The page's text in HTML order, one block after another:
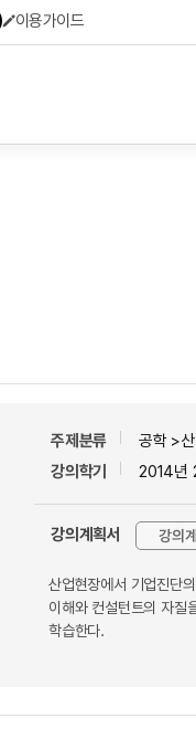
이용가이드
주제분류
공학 >
강의학기
2014년
강의계획서 강의
산업현장에서 기업진단
이해와 컨설턴트의 자질
학습한다.